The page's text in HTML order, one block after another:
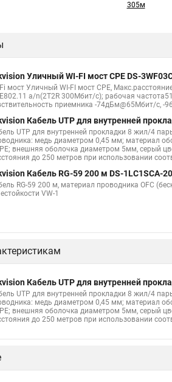
305м
Уличный WI-FI мост CPE DS-
мост Уличный WI-FI мост CPE,
a/n(2T2R 300Мбит/с); рабочая
приемника -74дБм@65Мбит/с, -
Кабель UTP для внутренней
UTP для внутренней прокладки 8 жил/4
медь диаметром 0,45 мм; материал
внешняя оболочка диаметром 5мм, серый
до 250 метров при использовании
Кабель RG-59 200 м DS-1LC1SCA-
RG-59 200 м, материал проводника OFC
VW-1
Кабель UTP для внутренней
UTP для внутренней прокладки 8 жил/4
медь диаметром 0,45 мм; материал
внешняя оболочка диаметром 5мм, серый
до 250 метров при использовании